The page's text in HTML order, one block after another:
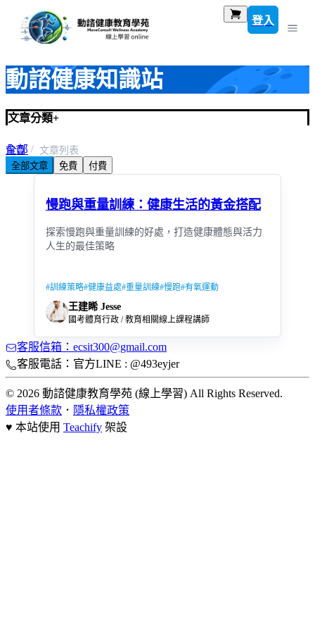
登入
動諮健康知識站
文章分類+
全部
規律運動與健康促進
首頁
文章列表
全部文章
免費 付費
慢跑與重量訓練：健康生活的黃金搭配
探索慢跑與重量訓練的好處，打造健康體態與活力
人生的最佳策略
#訓練策略#健康益處#重量訓練#慢跑#有氧運動
王建睎 Jesse
國考體育行政 / 教育相關線上課程講師
客服信箱：ecsit300@gmail.com
客服電話：官方LINE : @493eyjer
© 2026 動諮健康教育學苑 (線上學習) All Rights Reserved.
使用者條款 ． 隱私權政策
♥ 本站使用 Teachify 架設